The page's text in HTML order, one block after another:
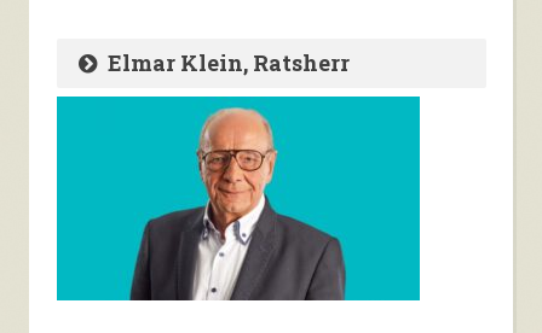
Elmar Klein, Ratsherr